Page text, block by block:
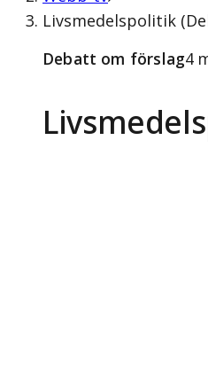
Livsmedelspolitik
Debatt om förslag4